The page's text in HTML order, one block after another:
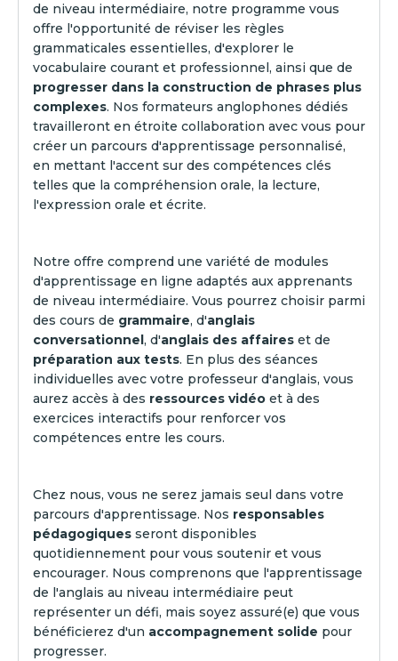
de niveau intermédiaire, notre programme vous
offre l'opportunité de réviser les règles
grammaticales essentielles, d'explorer le
vocabulaire courant et professionnel, ainsi que de
progresser dans la construction de phrases plus
complexes. Nos formateurs anglophones dédiés
travailleront en étroite collaboration avec vous pour
créer un parcours d'apprentissage personnalisé,
en mettant l'accent sur des compétences clés
telles que la compréhension orale, la lecture,
l'expression orale et écrite.
Notre offre comprend une variété de modules
d'apprentissage en ligne adaptés aux apprenants
de niveau intermédiaire. Vous pourrez choisir parmi
des cours de grammaire, d'anglais
conversationnel, d'anglais des affaires et de
préparation aux tests. En plus des séances
individuelles avec votre professeur d'anglais, vous
aurez accès à des ressources vidéo et à des
exercices interactifs pour renforcer vos
compétences entre les cours.
Chez nous, vous ne serez jamais seul dans votre
parcours d'apprentissage. Nos responsables
pédagogiques seront disponibles
quotidiennement pour vous soutenir et vous
encourager. Nous comprenons que l'apprentissage
de l'anglais au niveau intermédiaire peut
représenter un défi, mais soyez assuré(e) que vous
bénéficierez d'un accompagnement solide pour
progresser.